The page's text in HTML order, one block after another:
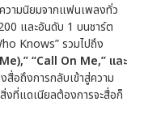
วามนิยมจากแฟนเพลงทั่ว
และอันดับ 1 บนชาร์ต
Knows” รวมไปถึง
“Call On Me,” และ
อถึงการกลับเข้าสู่ความ
งที่แดเนียลต้องการจะสื่อก็